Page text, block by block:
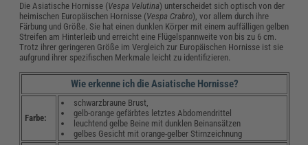
Die Asiatische Hornisse (Vespa Velutina) unterscheidet sich optisch von der
heimischen Europäischen Hornisse (Vespa Crabro), vor allem durch ihre
Färbung und Größe. Sie hat einen dunklen Körper mit einem auffälligen gelben
Streifen am Hinterleib und erreicht eine Flügelspannweite von bis zu 6 cm.
Trotz ihrer geringeren Größe im Vergleich zur Europäischen Hornisse ist sie
aufgrund ihrer spezifischen Merkmale leicht zu identifizieren.
Wie erkenne ich die Asiatische Hornisse?
Farbe:
schwarzbraune Brust,
gelb-orange gefärbtes letztes Abdomendrittel
leuchtend gelbe Beine mit dunklen Beinansätzen
gelbes Gesicht mit orange-gelber Stirnzeichnung